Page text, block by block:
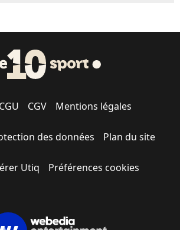
CGU CGV Mentions légales
des données Plan du site
Utiq Préférences cookies